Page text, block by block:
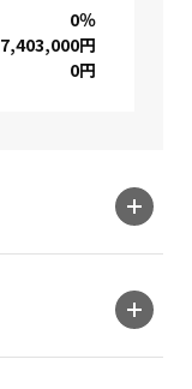
0％
7,403,000円
0円